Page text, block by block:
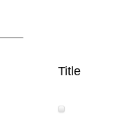
Title